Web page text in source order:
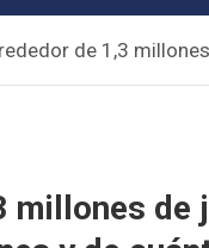
de 1,3
millones de